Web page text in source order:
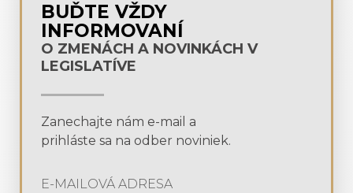
BUĎTE VŽDY
INFORMOVANÍ
O ZMENÁCH A NOVINKÁCH V
LEGISLATÍVE
Zanechajte nám e-mail a
prihláste sa na odber noviniek.